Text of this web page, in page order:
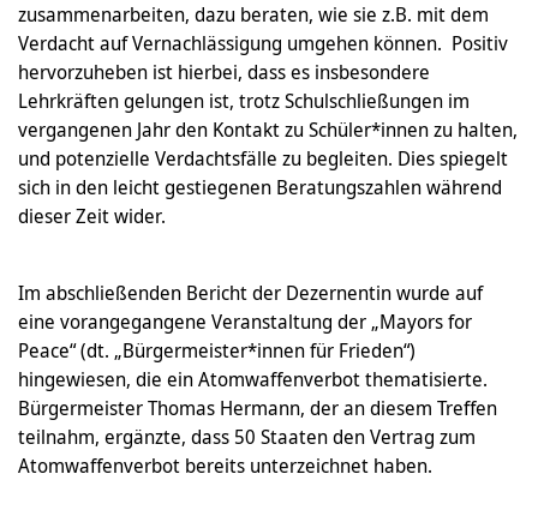
zusammenarbeiten, dazu beraten, wie sie z.B. mit dem
Verdacht auf Vernachlässigung umgehen können. Positiv
hervorzuheben ist hierbei, dass es insbesondere
Lehrkräften gelungen ist, trotz Schulschließungen im
vergangenen Jahr den Kontakt zu Schüler*innen zu halten,
und potenzielle Verdachtsfälle zu begleiten. Dies spiegelt
sich in den leicht gestiegenen Beratungszahlen während
dieser Zeit wider.
Im abschließenden Bericht der Dezernentin wurde auf
eine vorangegangene Veranstaltung der „Mayors for
Peace“ (dt. „Bürgermeister*innen für Frieden“)
hingewiesen, die ein Atomwaffenverbot thematisierte.
Bürgermeister Thomas Hermann, der an diesem Treffen
teilnahm, ergänzte, dass 50 Staaten den Vertrag zum
Atomwaffenverbot bereits unterzeichnet haben.